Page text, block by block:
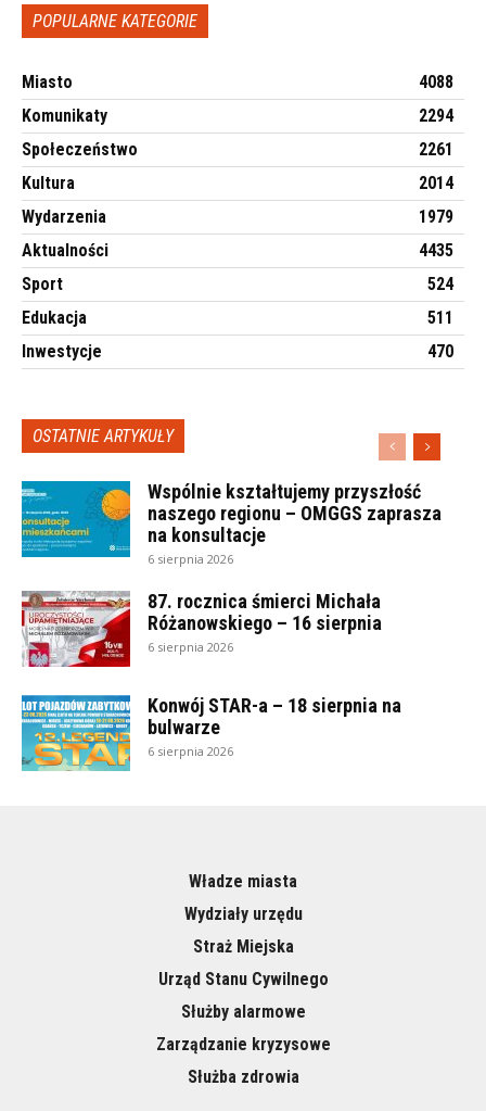
POPULARNE KATEGORIE
Miasto
4088
Komunikaty
2294
Społeczeństwo
2261
Kultura
2014
Wydarzenia
1979
Aktualności
4435
Sport
524
Edukacja
511
Inwestycje
470
OSTATNIE ARTYKUŁY
Wspólnie kształtujemy przyszłość
naszego regionu – OMGGS zaprasza
na konsultacje
6 sierpnia 2026
87. rocznica śmierci Michała
Różanowskiego – 16 sierpnia
6 sierpnia 2026
Konwój STAR-a – 18 sierpnia na
bulwarze
6 sierpnia 2026
Władze miasta
Wydziały urzędu
Straż Miejska
Urząd Stanu Cywilnego
Służby alarmowe
Zarządzanie kryzysowe
Służba zdrowia